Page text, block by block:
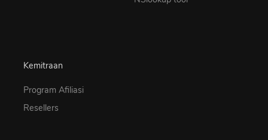
Kemitraan
Program Afiliasi
Resellers